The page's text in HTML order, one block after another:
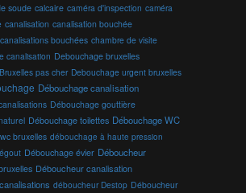
soude calcaire caméra d'inspection caméra
canalisation canalisation bouchée
canalisations bouchées chambre de visite
canalisation Debouchage bruxelles
pas cher Debouchage urgent bruxelles
Débouchage canalisation
Débouchage gouttière
Débouchage toilettes Débouchage WC
bruxelles débouchage à haute pression
Débouchage évier Déboucheur
Déboucheur canalisation
déboucheur Destop Déboucheur